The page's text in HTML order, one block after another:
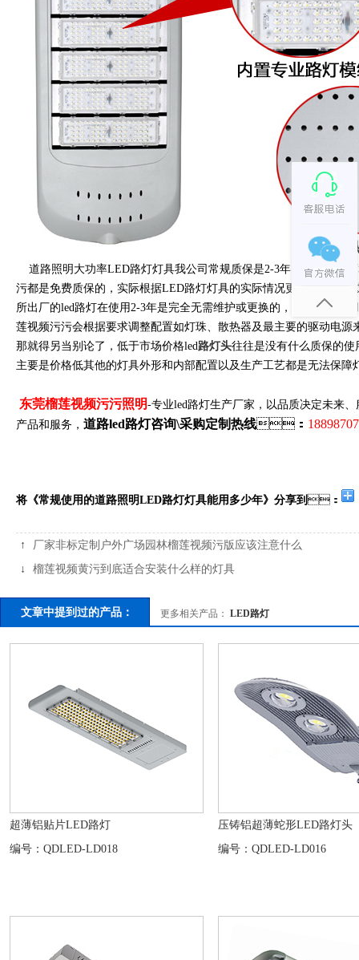
道路照明大功率LED路灯灯具我公司常规质保是2-3年，即在从
污都是免费质保的，实际根据LED路灯灯具的实际情况更换其中配件
所出厂的led路灯在使用2-3年是完全无需维护或更换的，一般正常使
莲视频污污会根据要求调整配置如灯珠、散热器及最主要的驱动电源
那就得另当别论了，低于市场价格led路灯头往往是没有什么质保的使
主要是价格低其他的灯具外形和内部配置以及生产工艺都是无法保障灯
东莞榴莲视频污污照明-专业led路灯生产厂家，以品质决定未来
产品和服务， 道路led路灯咨询\采购定制热线：
将《常规使用的道路照明LED路灯灯具能用多少年》分享到 ：
↑
厂家非标定制户外广场园林榴莲视频污版应该注意什么
↓
榴莲视频黄污到底适合安装什么样的灯具
文章中提到过的产品： 更多相关产品： LED路灯
超薄铝贴片LED路灯
编号：QDLED-LD018
压铸铝超薄蛇形LED路灯头
编号：QDLED-LD016